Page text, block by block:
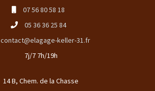
07 56 80 58 18
05 36 36 25 84
contact@elagage-keller-31.fr
7j/7 7h/19h
14 B, Chem. de la Chasse